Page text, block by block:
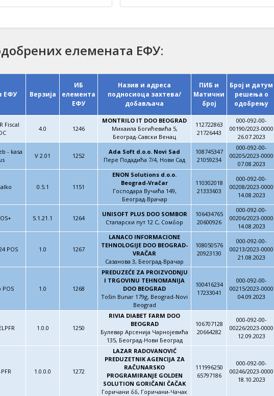
елемената ЕФУ:
ЕФУ Верзија
ИБ
елемента
ЕФУ
Назив и адреса
подносиоца захтева/
добављача
ПИБ и
Матични
број
Број и датум
решења о
одобрењу
Fiscal
4.0 1246
MONTRILO IT DOO BEOGRAD
Михаила Богићевића 5,
Београд-Савски Венац
112722863
21726443
000-092-00-
00190/2023-0000
26.07.2023
- kasa
V 2.01 1252
Ada Soft d.o.o. Novi Sad
Пере Подадића 7/4, Нови Сад
108745347
21059234
000-092-00-
00205/2023-0000
07.08.2023
0.5.1 1151
ENON Solutions d.o.o.
Beograd-Vračar
Господара Вучића 149,
Београд-Врачар
110302018
21333603
000-092-00-
00208/2023-0000
14.08.2023
5.1.21.1 1264
UNISOFT PLUS DOO SOMBOR
Стапарски пут 12 С, Сомбор
106434765
20600926
000-092-00-
00206/2023-0000
14.08.2023
POS 1.0 1267
LANACO INFORMACIONE
TEHNOLOGIJE DOO BEOGRAD-
VRAČAR
Сазанова 3, Београд-Врачар
108050576
20923130
000-092-00-
00213/2023-0000
21.08.2023
POS 1.0 1268
PREDUZEĆE ZA PROIZVODNJU
I TRGOVINU TEHNOMANIJA
DOO BEOGRAD
Tošin Bunar 179g, Beograd-Novi
Beograd
100416234
17233041
000-092-00-
00215/2023-0000
04.09.2023
1.0.0 1250
RIVIA DIABET FARM DOO
BEOGRAD
Булевар Арсенија Чарнојевића
135, Београд-Нови Београд
106707128
20664282
000-092-00-
00226/2023-0000
12.09.2023
1.0.0.0 1272
LAZAR RADOVANOVIĆ
PREDUZETNIK AGENCIJA ZA
RAČUNARSKO
PROGRAMIRANJE GOLDEN
SOLUTION GORIČANI ČAČAK
Горичани бб, Горичани-Чачак
111996250
65797186
000-092-00-
00246/2023-0000
18.10.2023